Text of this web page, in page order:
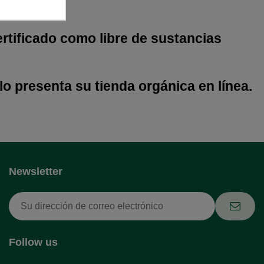
como libre de sustancias
presenta su tienda orgánica en línea.
Follow us
Newsletter